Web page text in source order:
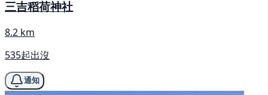
三吉稻荷神社
8.2 km
535起出沒
通知